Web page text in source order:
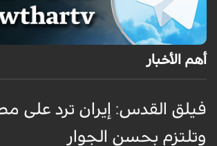
أهم الأخبار
فيلق القدس: إيران ترد على
وتلتزم بحسن الجوار